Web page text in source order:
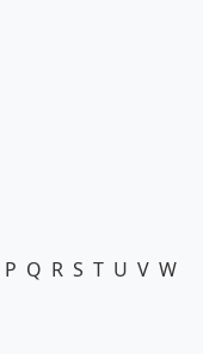
P Q R S T U V W